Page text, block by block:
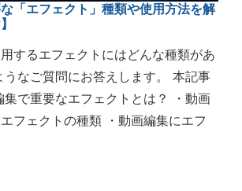
「エフェクト」種類や使用方法を解
用するエフェクトにはどんな種類があ
うなご質問にお答えします。 本記事
で重要なエフェクトとは？ ・動画
フェクトの種類 ・動画編集にエフ